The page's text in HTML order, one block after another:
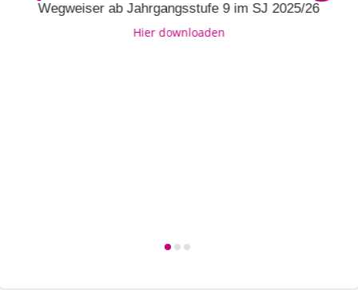
Wegweiser ab Jahrgangsstufe 9 im SJ 2025/26
Hier downloaden